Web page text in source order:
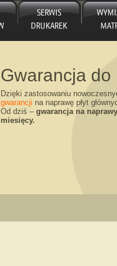
Gwarancja
Dzięki zastosowaniu
gwarancji na naprawę płyt
Od dziś – gwarancja na
miesięcy.
Wymiana
matryce wymienione w serwisie